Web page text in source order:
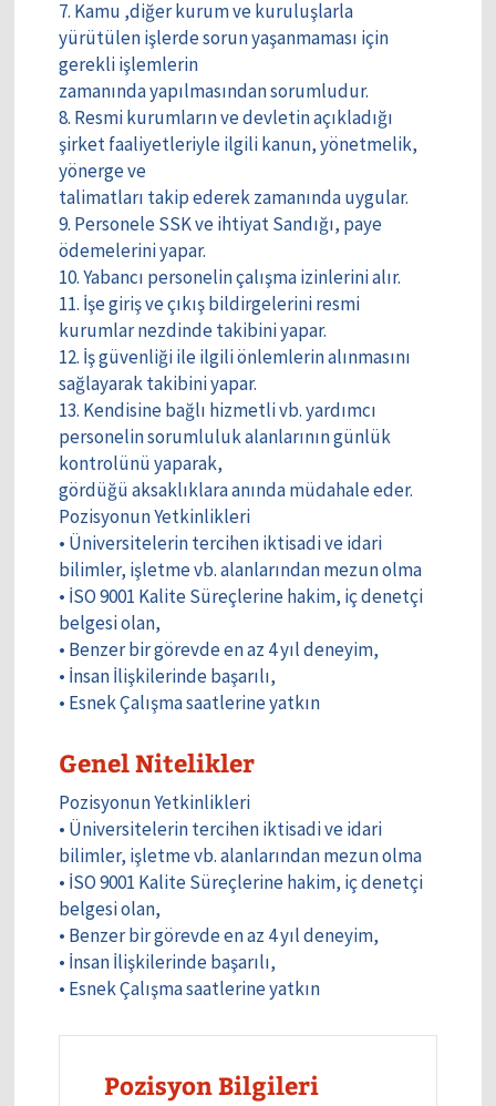
7. Kamu ,diğer kurum ve kuruluşlarla
yürütülen işlerde sorun yaşanmaması için
gerekli işlemlerin
zamanında yapılmasından sorumludur.
8. Resmi kurumların ve devletin açıkladığı
şirket faaliyetleriyle ilgili kanun, yönetmelik,
yönerge ve
talimatları takip ederek zamanında uygular.
9. Personele SSK ve ihtiyat Sandığı, paye
ödemelerini yapar.
10. Yabancı personelin çalışma izinlerini alır.
11. İşe giriş ve çıkış bildirgelerini resmi
kurumlar nezdinde takibini yapar.
12. İş güvenliği ile ilgili önlemlerin alınmasını
sağlayarak takibini yapar.
13. Kendisine bağlı hizmetli vb. yardımcı
personelin sorumluluk alanlarının günlük
kontrolünü yaparak,
gördüğü aksaklıklara anında müdahale eder.
Pozisyonun Yetkinlikleri
• Üniversitelerin tercihen iktisadi ve idari
bilimler, işletme vb. alanlarından mezun olma
• İSO 9001 Kalite Süreçlerine hakim, iç denetçi
belgesi olan,
• Benzer bir görevde en az 4 yıl deneyim,
• İnsan İlişkilerinde başarılı,
• Esnek Çalışma saatlerine yatkın
Genel Nitelikler
Pozisyonun Yetkinlikleri
• Üniversitelerin tercihen iktisadi ve idari
bilimler, işletme vb. alanlarından mezun olma
• İSO 9001 Kalite Süreçlerine hakim, iç denetçi
belgesi olan,
• Benzer bir görevde en az 4 yıl deneyim,
• İnsan İlişkilerinde başarılı,
• Esnek Çalışma saatlerine yatkın
Pozisyon Bilgileri